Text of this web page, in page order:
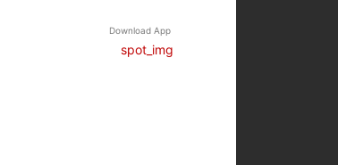
Download App